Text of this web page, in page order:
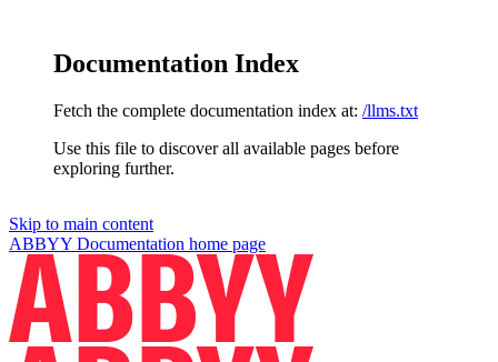
Documentation Index
Fetch the complete documentation index at: /llms.txt
Use this file to discover all available pages before
exploring further.
Skip to main content
ABBYY Documentation home page